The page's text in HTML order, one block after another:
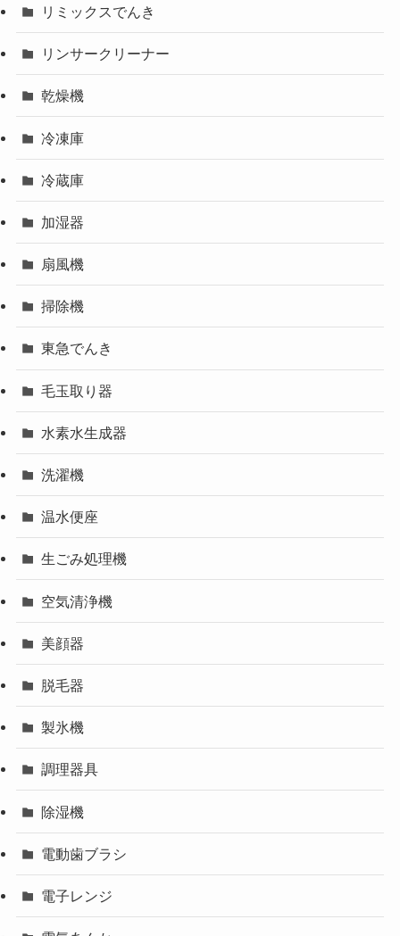
リミックスでんき
リンサークリーナー
乾燥機
冷凍庫
冷蔵庫
加湿器
扇風機
掃除機
東急でんき
毛玉取り器
水素水生成器
洗濯機
温水便座
生ごみ処理機
空気清浄機
美顔器
脱毛器
製氷機
調理器具
除湿機
電動歯ブラシ
電子レンジ